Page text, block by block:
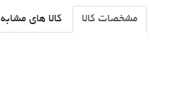
مشخصات کالا کالا های مشابه